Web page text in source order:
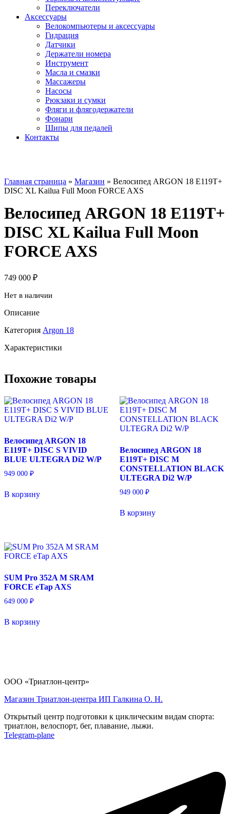
Переключатели
Аксессуары
Велокомпьютеры и аксессуары
Гидрация
Датчики
Держатели номера
Инструмент
Масла и смазки
Массажеры
Насосы
Рюкзаки и сумки
Фляги и флягодержатели
Фонари
Шипы для педалей
Контакты
Главная страница » Магазин » Велосипед ARGON 18 E119T+
DISC XL Kailua Full Moon FORCE AXS
Велосипед ARGON 18 E119T+
DISC XL Kailua Full Moon
FORCE AXS
749 000 ₽
Нет в наличии
Описание
Категория Argon 18
Характеристики
Похожие товары
Велосипед ARGON 18
E119T+ DISC S VIVID
BLUE ULTEGRA Di2 W/P
949 000 ₽
В корзину
Велосипед ARGON 18
E119T+ DISC M
CONSTELLATION BLACK
ULTEGRA Di2 W/P
949 000 ₽
В корзину
SUM Pro 352A М SRAM
FORCE eTap AXS
649 000 ₽
В корзину
ООО «Триатлон-центр»
Магазин Триатлон-центра ИП Галкина О. Н.
Открытый центр подготовки к циклическим видам спорта:
триатлон, велоспорт, бег, плавание, лыжи.
Telegram-plane